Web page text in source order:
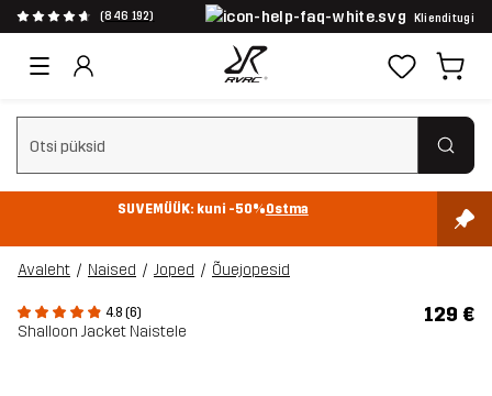
(846 192) Klienditugi
Tühjenda otsing
SUVEMÜÜK: kuni -50%Ostma
Avaleht Naised Joped Õuejopesid
4.8 (6)
Shalloon Jacket Naistele
129 €